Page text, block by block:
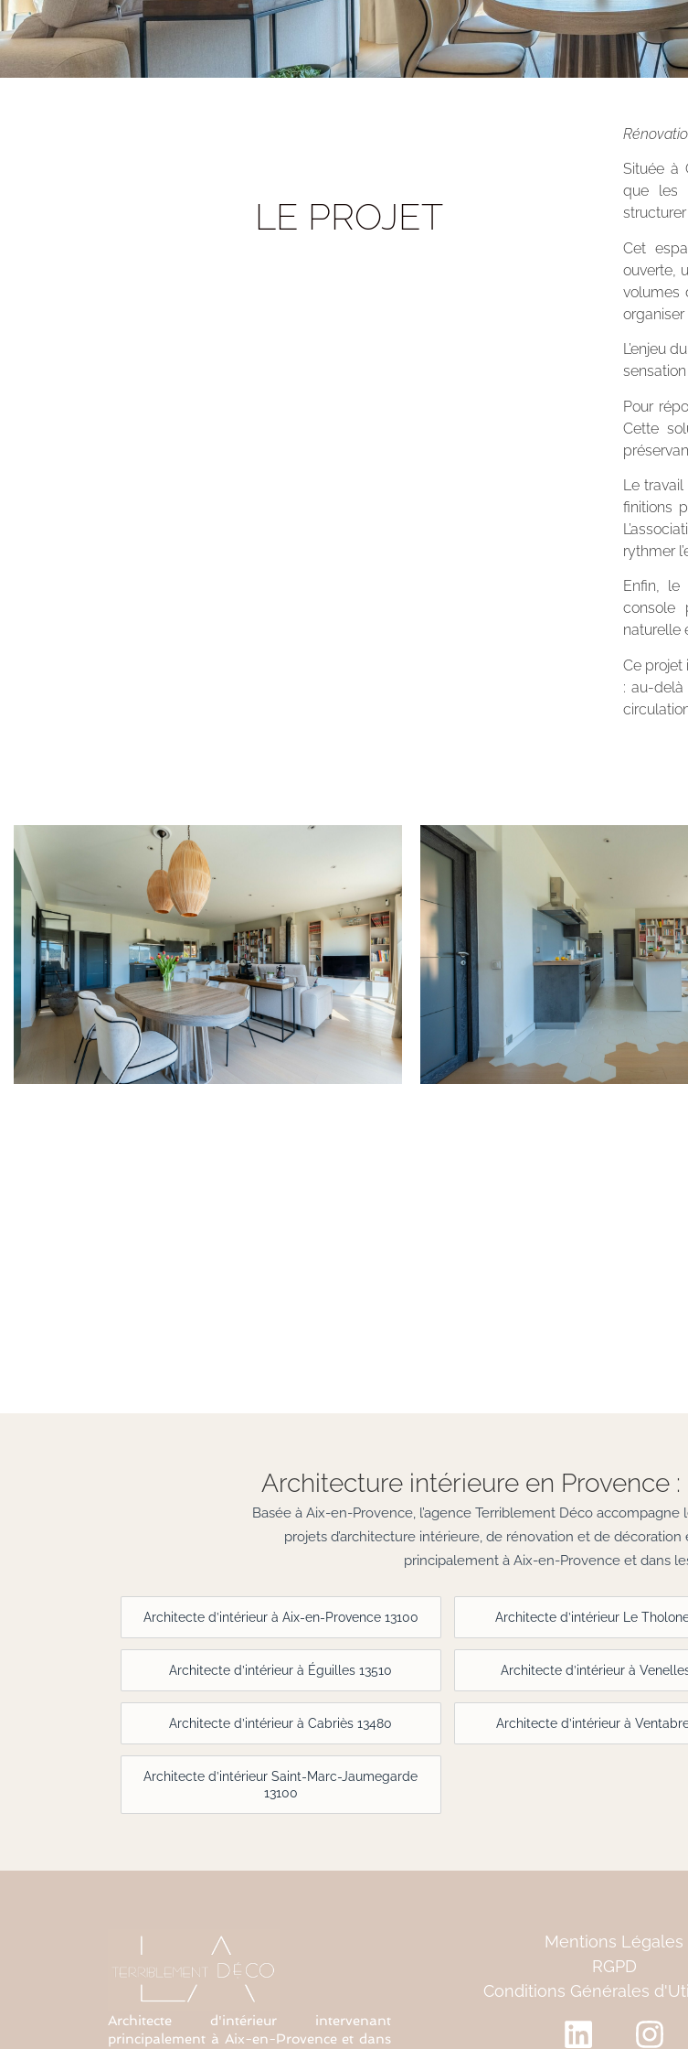
LE PROJET
Située à
que les
Cet
ouverte,
volumes
L’enjeu
Pour
Cette
Le
finitions
rythmer
Enfin,
console
naturelle
Ce projet
: au-delà
Architecture intérieure en Provence :
Basée à Aix-en-Provence, l’agence Terriblement Déco
projets d’architecture intérieure, de rénovation et de
principalement à Aix-en-Provence et dans
Architecte d’intérieur à Aix-en-Provence 13100 Architecte d’intérieur Le
Architecte d’intérieur à Éguilles 13510 Architecte d’intérieur à
Architecte d’intérieur à Cabriès 13480 Architecte d’intérieur à
Architecte d’intérieur Saint-Marc-Jaumegarde
13100
Architecte d'intérieur intervenant
principalement à Aix-en-Provence et dans
Mentions Légales
RGPD
Conditions Générales